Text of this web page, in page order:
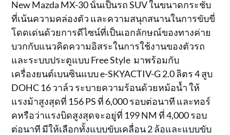
New Mazda MX-30 นั้นเป็นรถ SUV ในขนาดกระชับ
ที่เน้นความคล่องตัว และความสนุกสนานในการขับขี่
โดดเด่นด้วยการดีไซน์ที่เป็นเอกลักษณ์ของทางค่าย
บวกกับแนวคิดความอิสระในการใช้งานของตัวรถ
และระบบประตูแบบ Free Style มาพร้อมกับ
เครื่องยนต์เบนซินแบบ e-SKYACTIV-G 2.0 ลิตร 4 สูบ
DOHC 16 วาล์ว ระบายความร้อนด้วยหม้อน้ำ ให้
แรงม้าสูงสุดที่ 156 PS ที่ 6,000 รอบต่อนาที และทอร์
คหรือว่าแรงบิดสูงสุดจะอยู่ที่ 199 NM ที่ 4,000 รอบ
ต่อนาที มีให้เลือกทั้งแบบขับเคลื่อน 2 ล้อและแบบขับ